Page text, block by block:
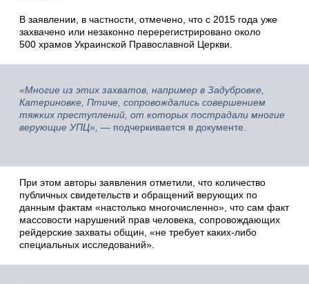
В заявлении, в частности, отмечено, что с 2015 года уже
захвачено или незаконно перерегистрировано около
500 храмов Украинской Православной Церкви.
«Многие из этих захватов, например в Задубровке,
Катериновке, Птиче, сопровождались совершением
тяжких преступлений, от которых пострадали многие
верующие УПЦ», — подчеркивается в документе.
При этом авторы заявления отметили, что количество
публичных свидетельств и обращений верующих по
данным фактам «настолько многочисленно», что сам факт
массовости нарушений прав человека, сопровождающих
рейдерские захваты общин, «не требует каких-либо
специальных исследований».